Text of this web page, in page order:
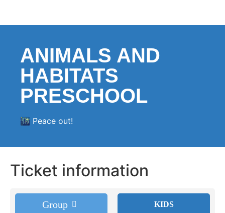
ANIMALS AND
HABITATS
PRESCHOOL
🌃 Peace out!
Ticket information
Group KIDS